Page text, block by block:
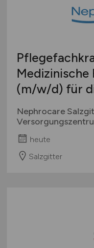
Medizinische
(m/w/d) für
Nephrocare
heute
Salzgitter